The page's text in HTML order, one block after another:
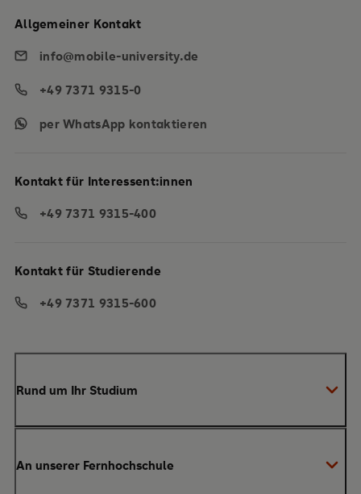
Rund um Ihr Studium
Anrechnung von Vorleistungen
An unserer Fernhochschule
Allgemeiner Kontakt
info@mobile-university.de
+49 7371 9315-0
per WhatsApp kontaktieren
Kontakt für Interessent:innen
+49 7371 9315-400
Kontakt für Studierende
+49 7371 9315-600